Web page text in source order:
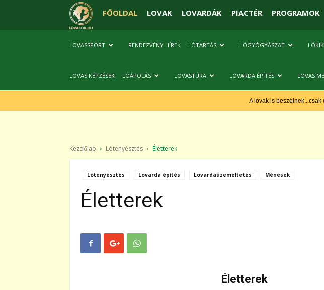
FŐOLDAL LOVAK LOVARDÁK PIACTÉR PROGRAMOK
LOVASSPORT RENDEZVÉNY HÍREK LÓTARTÁS LÓGYÓGYÁSZAT
LOVAS KÉPZÉSEK LÓÁPOLÁS LOVASTÚRA LOVARDA ÉPÍTÉS LOVAS
A lovak is
Kezdőlap Lótenyésztés Életterek
Lótenyésztés Lovarda építés Lovardaüzemeltetés Ménesek
Életterek
Életterek